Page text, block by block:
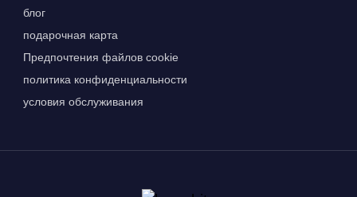
блог
подарочная карта
Предпочтения файлов cookie
политика конфиденциальности
условия обслуживания